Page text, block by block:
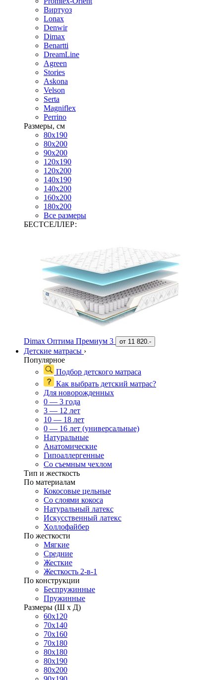
Виртуоз
Lonax
Denwir
Dimax
Benartti
DreamLine
Agreen
Stories
Askona
Velson
Serta
Magniflex
Perrino
Размеры, см
80х190
80х200
90х200
120х190
120х200
140х190
140х200
160х200
180х200
Все размеры
БЕСТСЕЛЛЕР:
Dimax Оптима Премиум 3 от 11 820.-
Детские матрасы ›
Популярное
Подбор детского матраса
Как выбрать детский матрас?
Для новорожденных
0 — 3 года
3 — 12 лет
10 — 18 лет
0 — 16 лет (универсальные)
Натуральные
Анатомические
Гипоаллергенные
Со съемным чехлом
Тип и жесткость
По материалам
Кокосовые цельные
Со слоями кокоса
Натуральный латекс
Искусственный латекс
Холлофайбер
По жесткости
Мягкие
Средние
Жесткие
Жесткость 2-в-1
По конструкции
Беспружинные
Пружинные
Размеры (Ш х Д)
60х120
70х140
70х160
70х180
80х180
80х190
80х200